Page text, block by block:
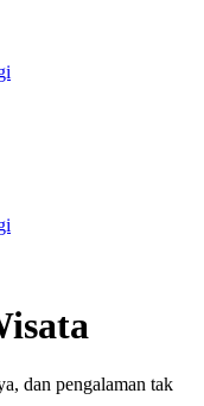
dan pengalaman tak